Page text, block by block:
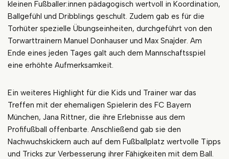
kleinen Fußballer:innen pädagogisch wertvoll in Koordination,
Ballgefühl und Dribblings geschult. Zudem gab es für die
Torhüter spezielle Übungseinheiten, durchgeführt von den
Torwarttrainern Manuel Donhauser und Max Snajder. Am
Ende eines jeden Tages galt auch dem Mannschaftsspiel
eine erhöhte Aufmerksamkeit.
Ein weiteres Highlight für die Kids und Trainer war das
Treffen mit der ehemaligen Spielerin des FC Bayern
München, Jana Rittner, die ihre Erlebnisse aus dem
Profifußball offenbarte. Anschließend gab sie den
Nachwuchskickern auch auf dem Fußballplatz wertvolle Tipps
und Tricks zur Verbesserung ihrer Fähigkeiten mit dem Ball.